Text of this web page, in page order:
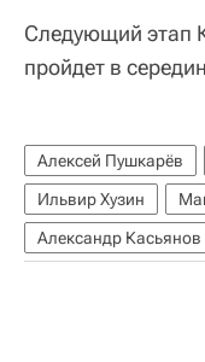
Следующий этап
пройдет в
Алексей Пушкарёв
Ильвир Хузин
Александр Касьянов